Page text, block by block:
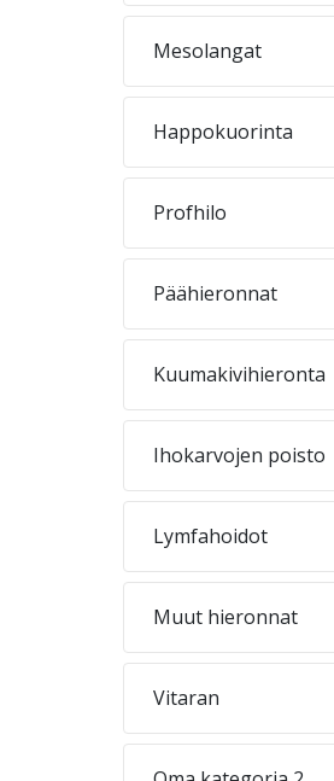
Mesolangat
Happokuorinta
Profhilo
Päähieronnat
Kuumakivihieronta
Ihokarvojen poisto
Lymfahoidot
Muut hieronnat
Vitaran